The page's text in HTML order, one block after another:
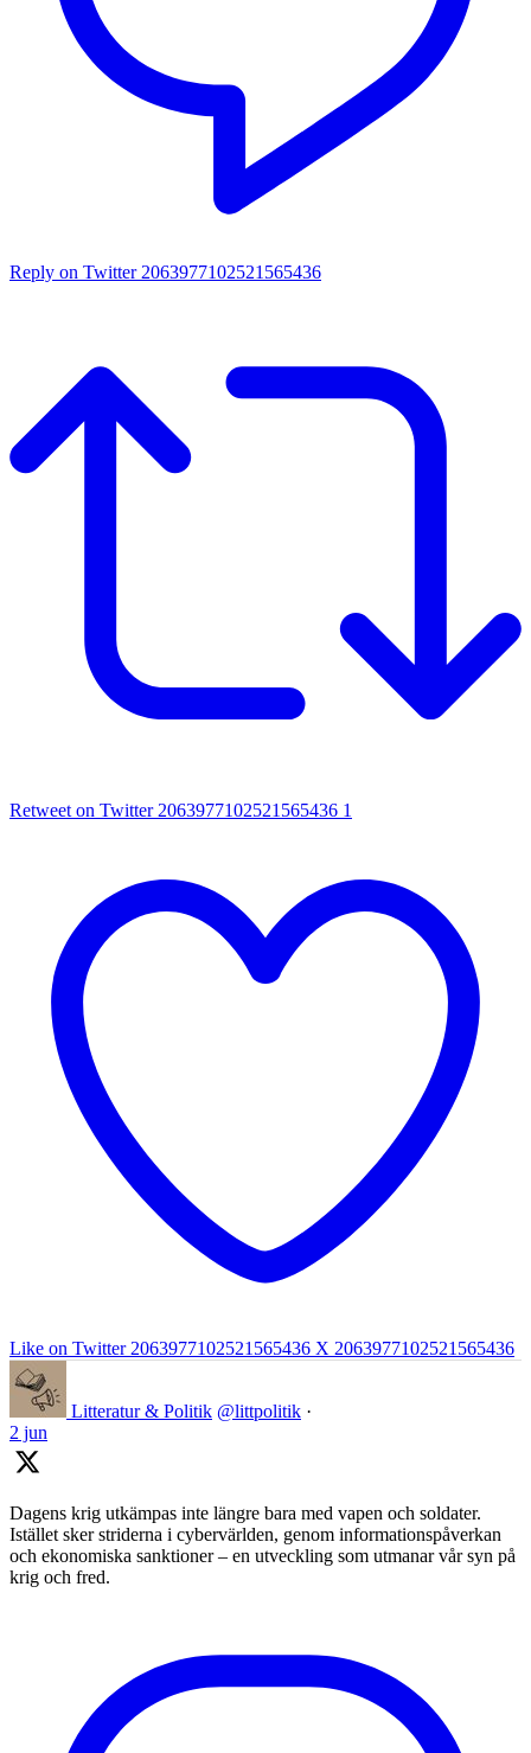
Reply on Twitter 2063977102521565436
Retweet on Twitter 2063977102521565436 1
Like on Twitter 2063977102521565436 X 2063977102521565436
Litteratur & Politik @littpolitik ·
2 jun
Dagens krig utkämpas inte längre bara med vapen och soldater.
Istället sker striderna i cybervärlden, genom informationspåverkan
och ekonomiska sanktioner – en utveckling som utmanar vår syn på
krig och fred.